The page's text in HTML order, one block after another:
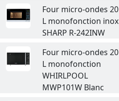
Four micro-ondes 20
L monofonction inox
SHARP R-242INW
Four micro-ondes 20
L monofonction
WHIRLPOOL
MWP101W Blanc